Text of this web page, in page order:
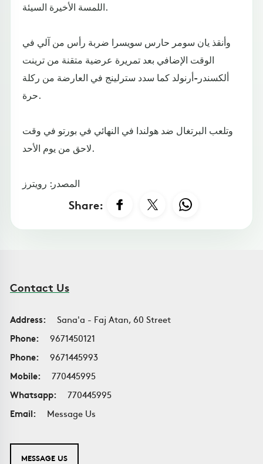
اللمسة الأخيرة السيئة.
وأنقذ يان سومر حارس سويسرا ضربة رأس من آلي في
الوقت الإضافي بعد تمريرة عرضية متقنة من ترينت
ألكسندر-أرنولد كما سدد سترلينج في العارضة من ركلة
حرة.
وتلعب البرتغال ضد هولندا في النهائي في بورتو في وقت
لاحق من يوم الأحد.
المصدر: رويترز
Share:
Contact Us
Address:
Sana'a - Faj Atan, 60 Street
Phone:
9671450121
Phone:
9671445993
Mobile:
770445995
Whatsapp:
770445995
Email:
Message Us
MESSAGE US